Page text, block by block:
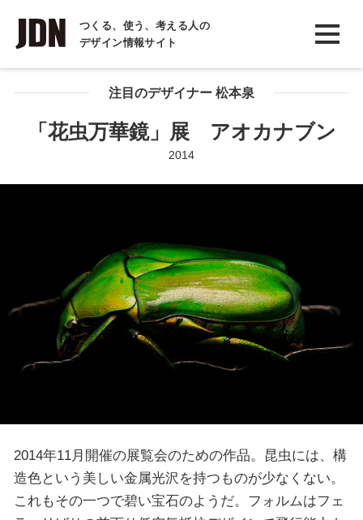
つくる、使う、考える人の
デザイン情報サイト
INTERVIEW
インタビュー
REPORT注目のデザイナー 松本泉
「花虫万華鏡」展 アオカナブン
2014
2014年11月開催の展覧会のための作品。昆虫には、構
造色という美しい金属光沢を持つものが少なくない。
これもその一つで碧い宝石のようだ。フォルムはフェ